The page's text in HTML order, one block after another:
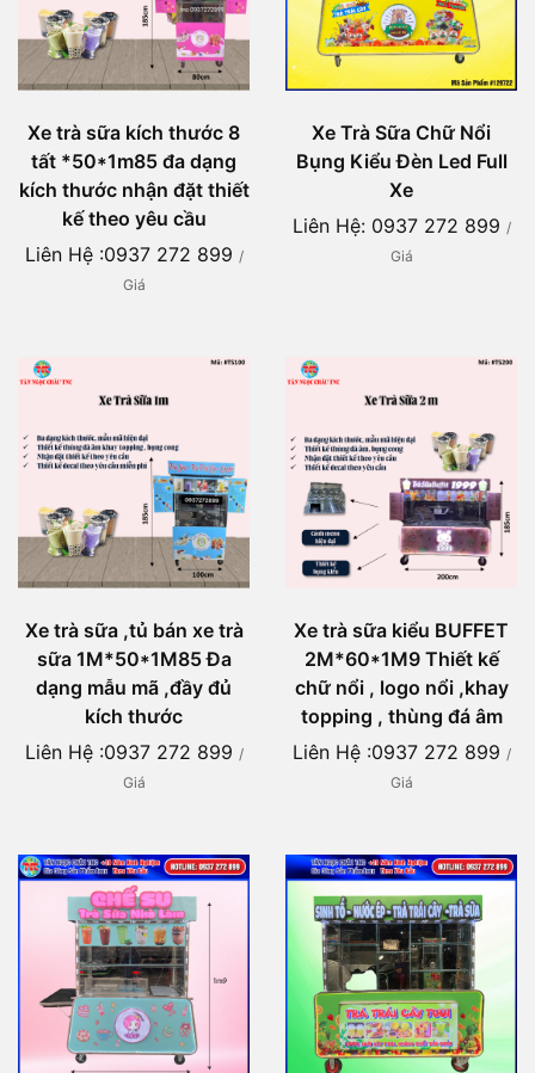
Xe trà sữa kích thước 8
tất *50*1m85 đa dạng
kích thước nhận đặt thiết
kế theo yêu cầu
Liên Hệ :0937 272 899 /
Giá
Xe Trà Sữa Chữ Nổi
Bụng Kiểu Đèn Led Full
Xe
Liên Hệ: 0937 272 899 /
Giá
Xe trà sữa ,tủ bán xe trà
sữa 1M*50*1M85 Đa
dạng mẫu mã ,đầy đủ
kích thước
Liên Hệ :0937 272 899 /
Giá
Xe trà sữa kiểu BUFFET
2M*60*1M9 Thiết kế
chữ nổi , logo nổi ,khay
topping , thùng đá âm
Liên Hệ :0937 272 899 /
Giá